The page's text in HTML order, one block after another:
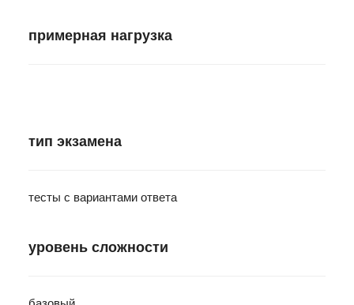
примерная нагрузка
тип экзамена
тесты с вариантами ответа
уровень сложности